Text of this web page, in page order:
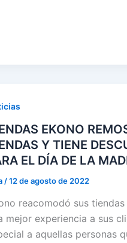
EKONO
Y TIENE
EL DÍA DE LA
/12 de agosto de 2022
reacomodó sus
mejor experiencia a sus
a aquellas personas